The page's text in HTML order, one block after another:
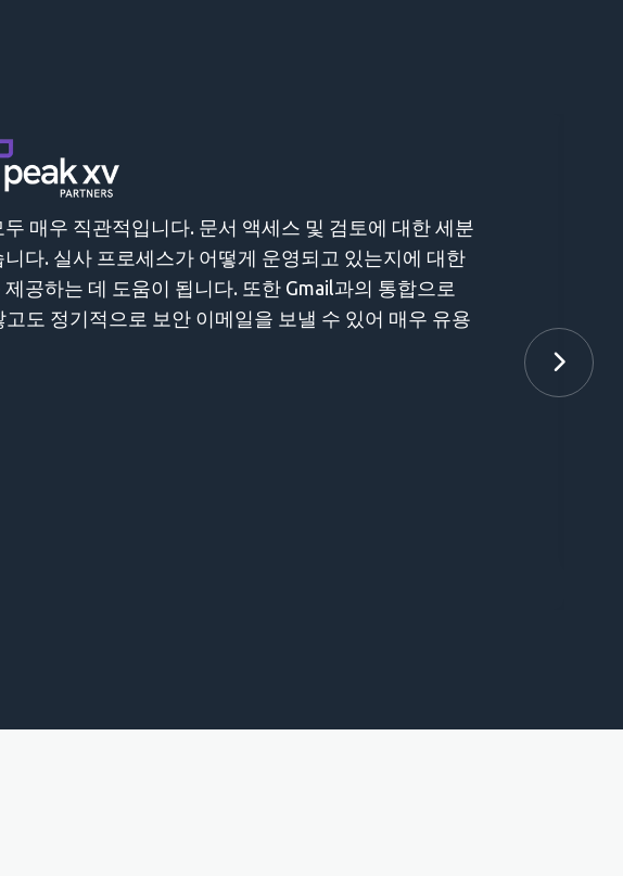
적입니다. 문서 액세스 및 검토에 대한 세분
로세스가 어떻게 운영되고 있는지에 대한
도움이 됩니다. 또한 Gmail과의 통합으로
으로 보안 이메일을 보낼 수 있어 매우 유용